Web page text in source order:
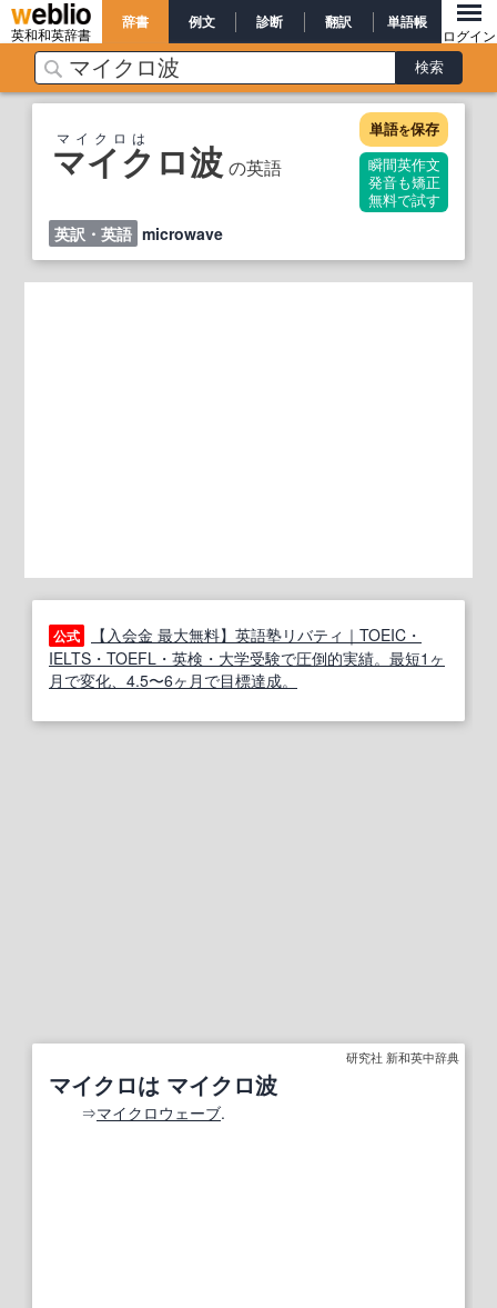
英和和英辞書
辞書 例文 診断 翻訳 単語帳
ログイン
マイクロ波 の英語
マイクロは 単語を保存
瞬間英作文
発音も矯正
無料で試す
英訳・英語 microwave
公式
【入会金 最大無料】英語塾リバティ｜TOEIC・
IELTS・TOEFL・英検・大学受験で圧倒的実績。最短1ヶ
月で変化、4.5〜6ヶ月で目標達成。
研究社 新和英中辞典
マイクロは マイクロ波
⇒マイクロウェーブ.